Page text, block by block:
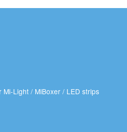
Light / MiBoxer / LED strips